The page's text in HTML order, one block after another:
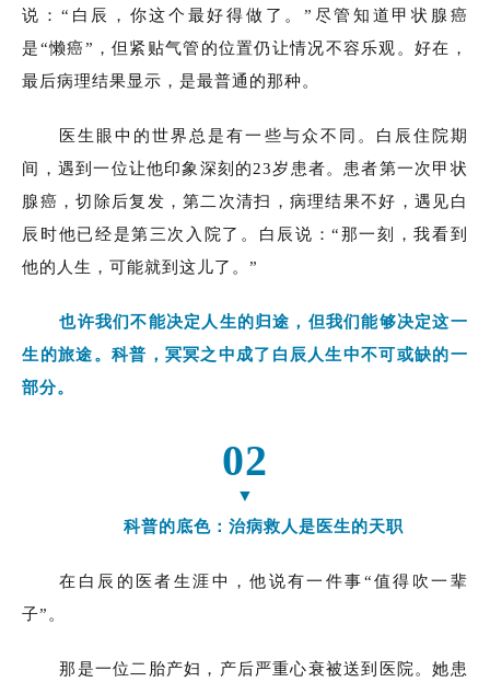
说：“白辰，你这个最好得做了。”尽管知道甲状腺癌
是“懒癌”，但紧贴气管的位置仍让情况不容乐观。好在，
最后病理结果显示，是最普通的那种。
医生眼中的世界总是有一些与众不同。白辰住院期
间，遇到一位让他印象深刻的23岁患者。患者第一次甲状
腺癌，切除后复发，第二次清扫，病理结果不好，遇见白
辰时他已经是第三次入院了。白辰说：“那一刻，我看到
他的人生，可能就到这儿了。”
也许我们不能决定人生的归途，但我们能够决定这一
生的旅途。科普，冥冥之中成了白辰人生中不可或缺的一
部分。
02
▼
科普的底色：治病救人是医生的天职
在白辰的医者生涯中，他说有一件事“值得吹一辈
子”。
那是一位二胎产妇，产后严重心衰被送到医院。她患